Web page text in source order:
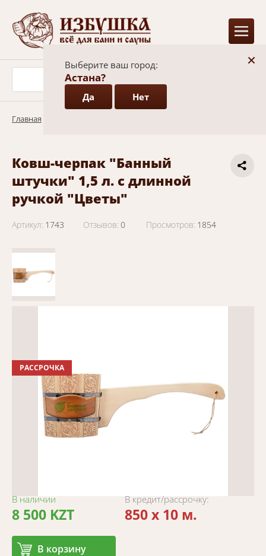
+
Выберите ваш город:
Астана?
Да Нет
Главная
Ковш-черпак "Банный
штучки" 1,5 л. с длинной
ручкой "Цветы"
Артикул: 1743 Отзывов: 0 Просмотров: 1854
РАССРОЧКА
В наличии
8 500 KZT
В корзину
В кредит/рассрочку:
850 x 10 м.